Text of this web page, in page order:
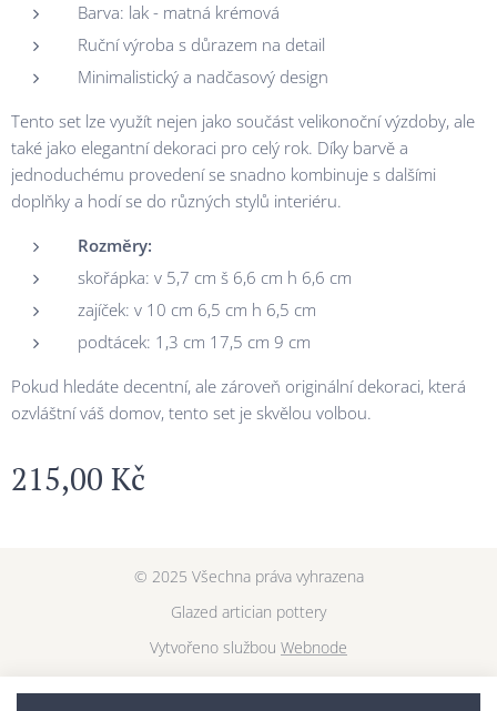
Barva: lak - matná krémová
Ruční výroba s důrazem na detail
Minimalistický a nadčasový design
Tento set lze využít nejen jako součást velikonoční výzdoby, ale
také jako elegantní dekoraci pro celý rok. Díky barvě a
jednoduchému provedení se snadno kombinuje s dalšími
doplňky a hodí se do různých stylů interiéru.
Rozměry:
skořápka: v 5,7 cm š 6,6 cm h 6,6 cm
zajíček: v 10 cm 6,5 cm h 6,5 cm
podtácek: 1,3 cm 17,5 cm 9 cm
Pokud hledáte decentní, ale zároveň originální dekoraci, která
ozvláštní váš domov, tento set je skvělou volbou.
215,00 Kč
© 2025 Všechna práva vyhrazena
Glazed artician pottery
Vytvořeno službou Webnode